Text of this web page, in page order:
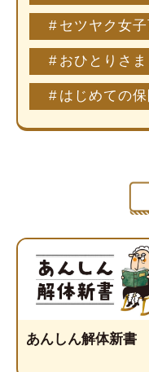
セツヤク女
おひとりさ
はじめての保
あんしん解体新書